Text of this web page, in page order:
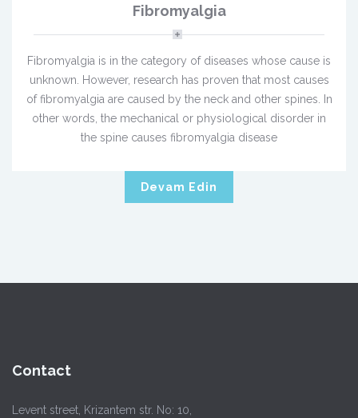
Fibromyalgia
Fibromyalgia is in the category of diseases whose cause is
unknown. However, research has proven that most causes
of fibromyalgia are caused by the neck and other spines. In
other words, the mechanical or physiological disorder in
the spine causes fibromyalgia disease
Devam Edin
Contact
Levent street, Krizantem str. No: 10,